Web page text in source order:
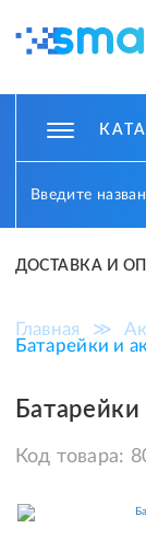
ДОСТАВКА И
Главная ≫
Батарейки и
Код товара: